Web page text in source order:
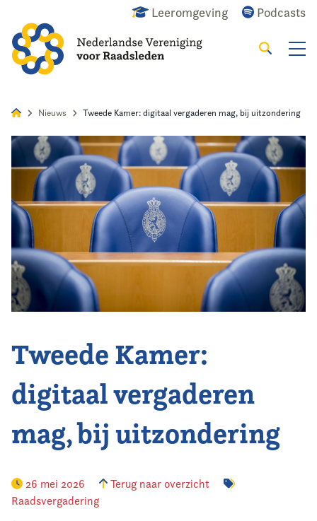
Leeromgeving Podcasts
Zoeken
Home
Agenda
Nieuws
Opleiding
Kennis & Informatie
Vereniging
Contact
Nieuws Tweede Kamer: digitaal vergaderen mag, bij uitzondering
Tweede Kamer:
digitaal vergaderen
mag, bij uitzondering
26 mei 2026
Terug naar overzicht
Raadsvergadering